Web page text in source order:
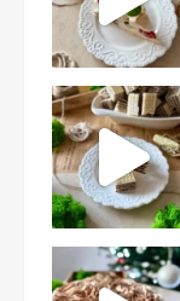
Ten deser to prawdziwy HIT PRL-u! Wafle przełożo